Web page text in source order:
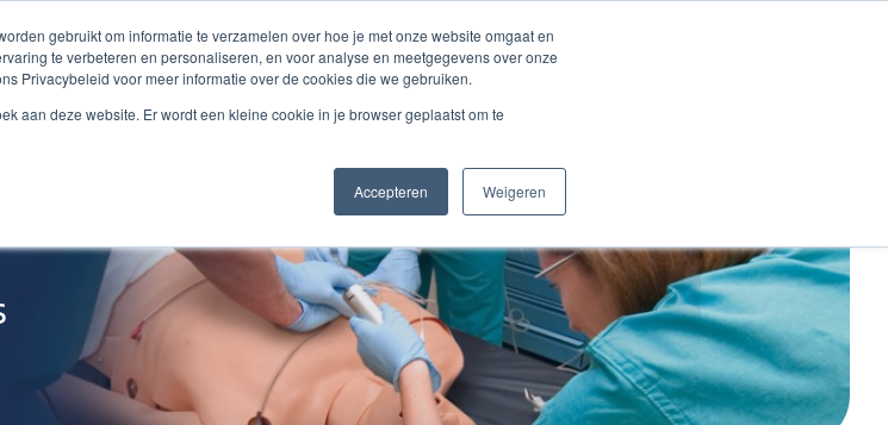
gebruikt om informatie te verzamelen over hoe je met onze website omgaat en
te verbeteren en personaliseren, en voor analyse en meetgegevens over onze
Privacybeleid voor meer informatie over de cookies die we gebruiken.
aan deze website. Er wordt een kleine cookie in je browser geplaatst om te
Accepteren Weigeren